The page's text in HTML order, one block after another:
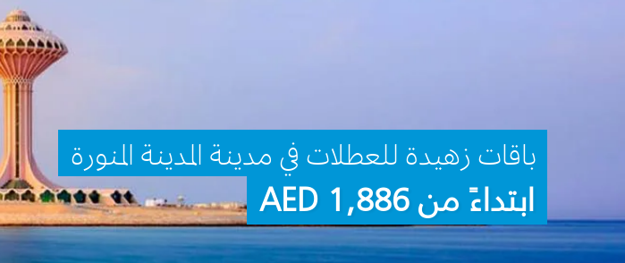
باقات زهيدة للعطلات في مدينة المدينة المنورة
ابتداءً من 1,886 AED